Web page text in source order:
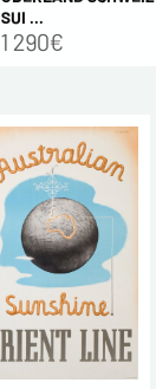
SUI ...
1 290€